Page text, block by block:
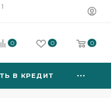
0 0 0
В КРЕДИТ